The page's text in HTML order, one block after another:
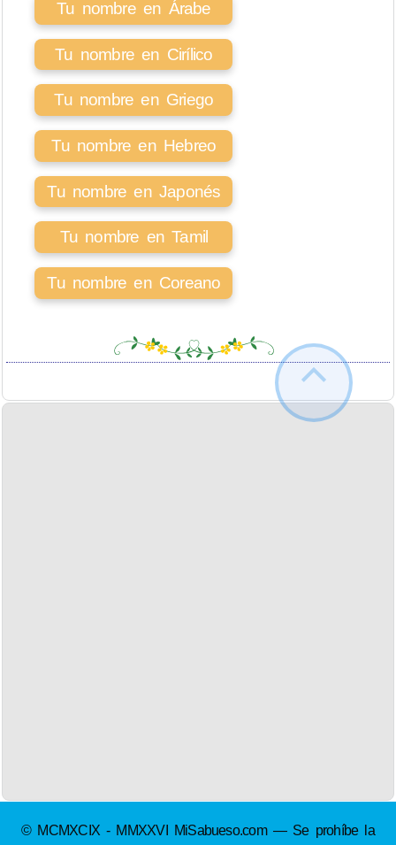
Tu nombre en Árabe
Tu nombre en Cirílico
Tu nombre en Griego
Tu nombre en Hebreo
Tu nombre en Japonés
Tu nombre en Tamil
Tu nombre en Coreano
© MCMXCIX - MMXXVI MiSabueso.com — Se prohíbe la